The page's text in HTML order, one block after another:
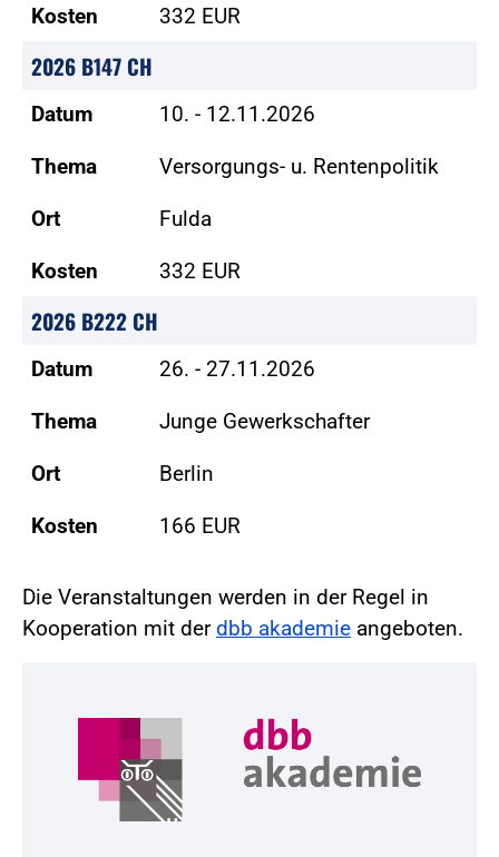
Kosten 332 EUR
2026 B147 CH
Datum 10. - 12.11.2026
Thema Versorgungs- u. Rentenpolitik
Ort Fulda
Kosten 332 EUR
2026 B222 CH
Datum 26. - 27.11.2026
Thema Junge Gewerkschafter
Ort Berlin
Kosten 166 EUR
Die Veranstaltungen werden in der Regel in
Kooperation mit derdbb akademie angeboten.